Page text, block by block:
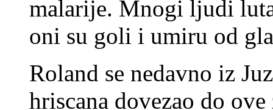
malarije. Mnogi ljudi
oni su goli i umiru od
Roland se nedavno iz
hriscana dovezao do